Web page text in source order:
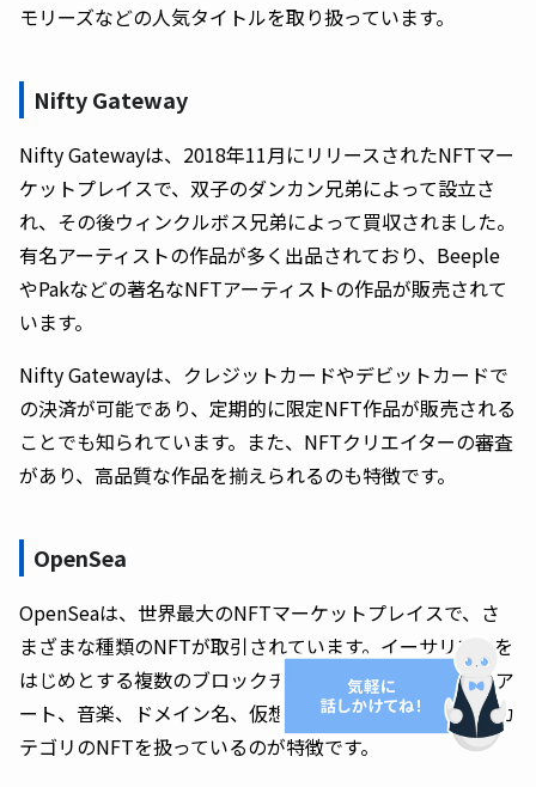
モリーズなどの人気タイトルを取り扱っています。
Nifty Gateway
Nifty Gatewayは、2018年11月にリリースされたNFTマー
ケットプレイスで、双子のダンカン兄弟によって設立さ
れ、その後ウィンクルボス兄弟によって買収されました。
有名アーティストの作品が多く出品されており、Beeple
やPakなどの著名なNFTアーティストの作品が販売されて
います。
Nifty Gatewayは、クレジットカードやデビットカードで
の決済が可能であり、定期的に限定NFT作品が販売される
ことでも知られています。また、NFTクリエイターの審査
があり、高品質な作品を揃えられるのも特徴です。
OpenSea
OpenSeaは、世界最大のNFTマーケットプレイスで、さ
まざまな種類のNFTが取引されています。イーサリアムを
はじめとする複数のブロックチェーンに対応しており、ア
ート、音楽、ドメイン名、仮想世界の土地など、幅広いカ
テゴリのNFTを扱っているのが特徴です。